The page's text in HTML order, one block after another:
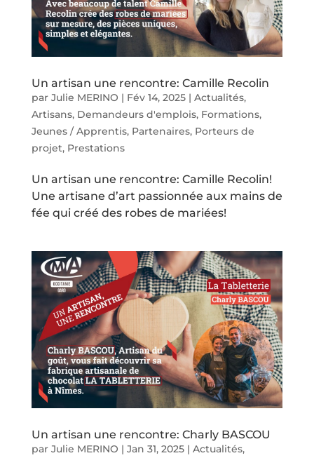
Un artisan une rencontre: Camille Recolin
par Julie MERINO | Fév 14, 2025| Actualités,
Artisans, Demandeurs d'emplois, Formations,
Jeunes / Apprentis, Partenaires, Porteurs de
projet, Prestations
Un artisan une rencontre: Camille Recolin!
Une artisane d’art passionnée aux mains de
fée qui créé des robes de mariées!
Un artisan une rencontre: Charly BASCOU
par Julie MERINO | Jan 31, 2025| Actualités,